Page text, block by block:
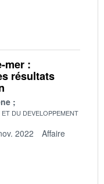
mer :
résultats
DU DEVELOPPEMENT
2022
Affaire